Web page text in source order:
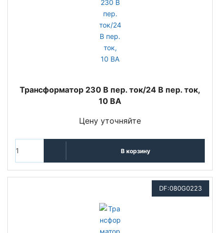
Трансформатор 230 В пер. ток/24 В пер. ток,
10 ВА
Цену уточняйте
В корзину
DF:080G0223